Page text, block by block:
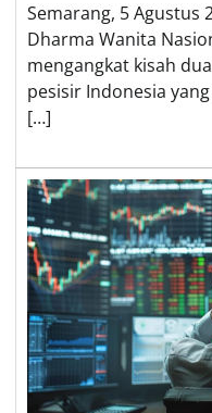
Semarang, 5 Agustus
Dharma Wanita
mengangkat kisah
pesisir Indonesia
[…]